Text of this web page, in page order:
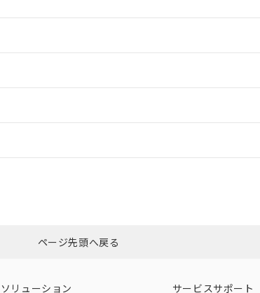
こちら
本
（アメリカ
ページ先頭へ戻る
ソリューション サービスサポート